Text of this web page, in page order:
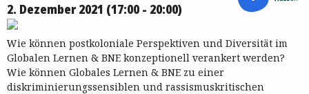
2. Dezember 2021 (17:00 - 20:00)
Wie können postkoloniale Perspektiven und Diversität im
Globalen Lernen & BNE konzeptionell verankert werden?
Wie können Globales Lernen & BNE zu einer
diskriminierungssensiblen und rassismuskritischen